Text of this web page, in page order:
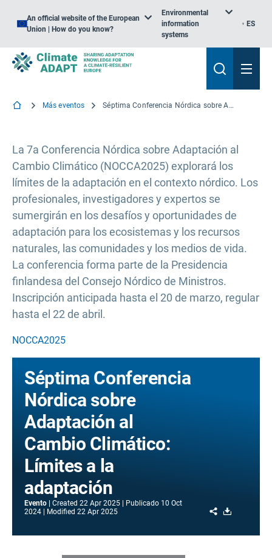
An official website of the European
Union | How do you know?
Environmental
information
systems
ES
Más eventos Séptima Conferencia Nórdica sobre Adaptación al Cambio Climático: Límites a la adaptación
La 7a Conferencia Nórdica sobre Adaptación al
Cambio Climático (NOCCA2025) explorará los
límites de la adaptación en el contexto nórdico. Los
profesionales, investigadores y expertos se
sumergirán en los desafíos y oportunidades de
adaptación para los ecosistemas y los recursos
naturales, las comunidades y los medios de vida.
La conferencia forma parte de la Presidencia
finlandesa del Consejo Nórdico de Ministros.
Inscripción anticipada hasta el 20 de marzo, regular
hasta el 22 de abril.
NOCCA2025
Séptima Conferencia
Nórdica sobre
Adaptación al
Cambio Climático:
Límites a la
adaptación
Evento Created 22 Apr 2025 Publicado 10 Oct
2024
Modified 22 Apr 2025 Share